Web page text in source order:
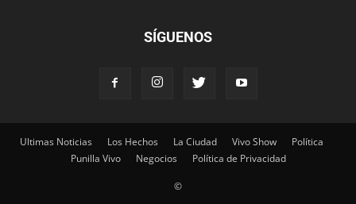
SÍGUENOS
Ultimas Noticias Los Hechos La Ciudad Vivo Show
Política
Punilla Vivo
Negocios Política de Privacidad
©